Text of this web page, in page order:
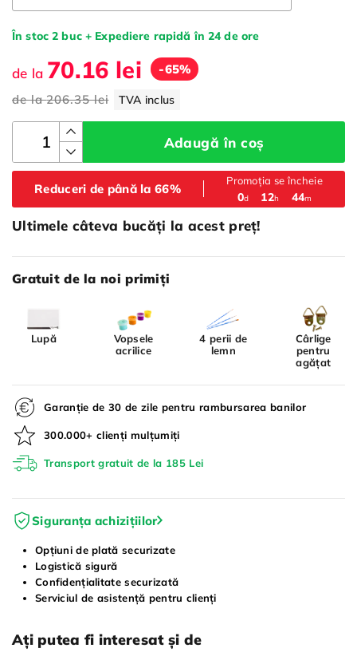
În stoc 2 buc + Expediere rapidă în 24 de ore
de la 70.16 lei
-65%
de la206.35 lei TVA inclus
Adaugă în coș
Reduceri de până la 66%
Promoția se încheie
0d 12h 44m
Ultimele câteva bucăți la acest preț!
Gratuit de la noi primiți
Lupă
Vopsele
acrilice
4 perii de
lemn
Cârlige
pentru
agățat
Garanție de 30 de zile pentru rambursarea banilor
300.000+ clienți mulțumiți
Transport gratuit de la 185 Lei
Siguranța achizițiilor
Opțiuni de plată securizate
Logistică sigură
Confidențialitate securizată
Serviciul de asistență pentru clienți
Ați putea fi interesat și de